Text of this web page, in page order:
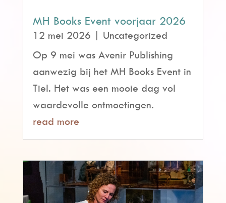
MH Books Event voorjaar 2026
12 mei 2026 | Uncategorized
Op 9 mei was Avenir Publishing
aanwezig bij het MH Books Event in
Tiel. Het was een mooie dag vol
waardevolle ontmoetingen.
read more